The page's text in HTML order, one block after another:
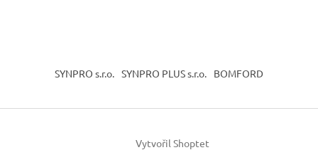
SYNPRO s.r.o. SYNPRO PLUS s.r.o. BOMFORD
Vytvořil Shoptet